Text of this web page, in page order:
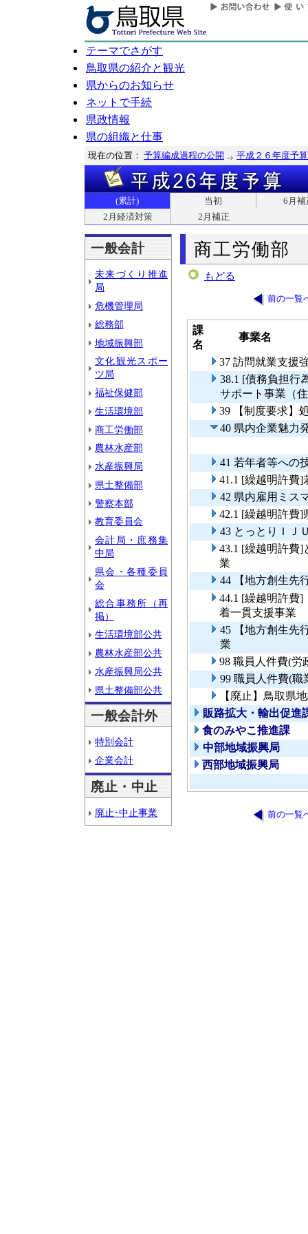
テーマでさがす
鳥取県の紹介と観光
県からのお知らせ
ネットで手続
県政情報
県の組織と仕事
現在の位置： 予算編成過程の公開 平成２６年度予算
(累計) 当初
6月補
2月経済対策
2月補正
一般会計
未来づくり推進
局
危機管理局
総務部
地域振興部
文化観光スポー
ツ局
福祉保健部
生活環境部
商工労働部
農林水産部
水産振興局
県土整備部
警察本部
教育委員会
会計局・庶務集
中局
県会・各種委員
会
総合事務所（再
掲）
生活環境部公共
農林水産部公共
水産振興局公共
県土整備部公共
一般会計外
特別会計
企業会計
廃止・中止
廃止･中止事業
商工労働部
もどる
前の一覧
課
名
事業名
37 訪問就業支援
38.1 [債務負担行
サポート事業（
39 【制度要求】
40 県内企業魅力
41 若年者等への
41.1 [繰越明許費]
42 県内雇用ミス
42.1 [繰越明許費
43 とっとりＩＪ
43.1 [繰越明許費
業
44 【地方創生先
44.1 [繰越明許費
着一貫支援事業
45 【地方創生先
業
98 職員人件費(労
99 職員人件費(職
【廃止】鳥取県
販路拡大・輸出促進
食のみやこ推進課
中部地域振興局
西部地域振興局
前の一覧